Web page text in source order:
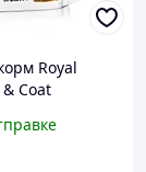
Royal
Coat
кошек
до 7 лет